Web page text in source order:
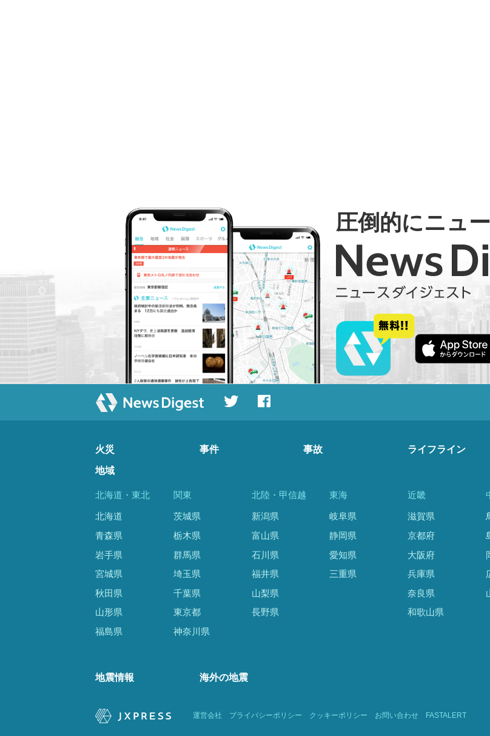
圧倒的にニュ
火災 事件 事故 ライフライン
地域
北海道・東北
北海道
青森県
岩手県
宮城県
秋田県
山形県
福島県
関東
茨城県
栃木県
群馬県
埼玉県
千葉県
東京都
神奈川県
北陸・甲信越
新潟県
富山県
石川県
福井県
山梨県
長野県
東海
岐阜県
静岡県
愛知県
三重県
近畿
滋賀県
京都府
大阪府
兵庫県
奈良県
和歌山県
地震情報 海外の地震
運営会社 プライバシーポリシー クッキーポリシー お問い合わせ FASTALERT